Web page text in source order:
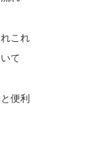
これ
て
便利